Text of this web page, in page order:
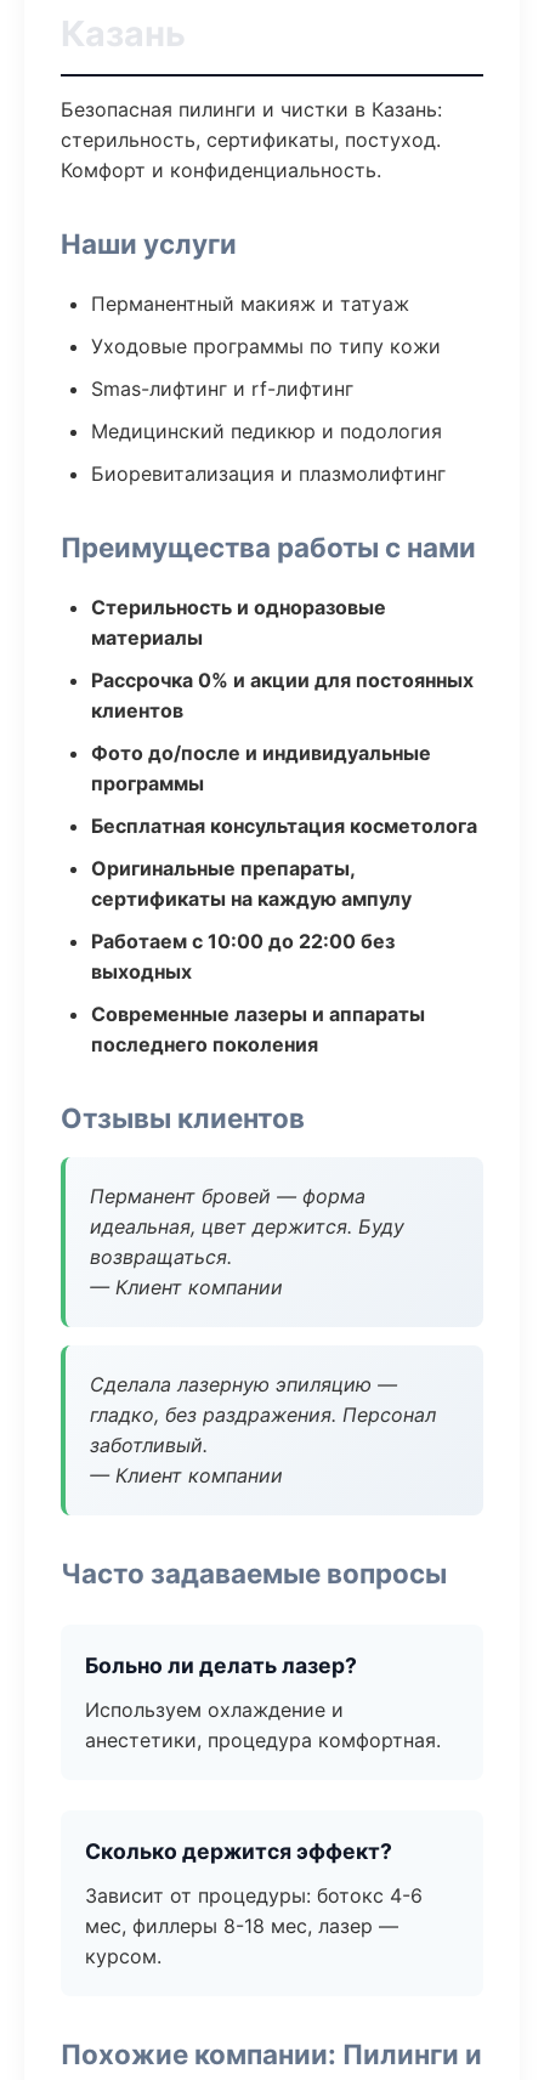
Казань
Безопасная пилинги и чистки в Казань:
стерильность, сертификаты, постуход.
Комфорт и конфиденциальность.
Наши услуги
Перманентный макияж и татуаж
Уходовые программы по типу кожи
Smas-лифтинг и rf-лифтинг
Медицинский педикюр и подология
Биоревитализация и плазмолифтинг
Преимущества работы с нами
Стерильность и одноразовые
материалы
Рассрочка 0% и акции для постоянных
клиентов
Фото до/после и индивидуальные
программы
Бесплатная консультация косметолога
Оригинальные препараты,
сертификаты на каждую ампулу
Работаем с 10:00 до 22:00 без
выходных
Современные лазеры и аппараты
последнего поколения
Отзывы клиентов
Перманент бровей — форма
идеальная, цвет держится. Буду
возвращаться.
— Клиент компании
Сделала лазерную эпиляцию —
гладко, без раздражения. Персонал
заботливый.
— Клиент компании
Часто задаваемые вопросы
Больно ли делать лазер?
Используем охлаждение и
анестетики, процедура комфортная.
Сколько держится эффект?
Зависит от процедуры: ботокс 4-6
мес, филлеры 8-18 мес, лазер —
курсом.
Похожие компании: Пилинги и